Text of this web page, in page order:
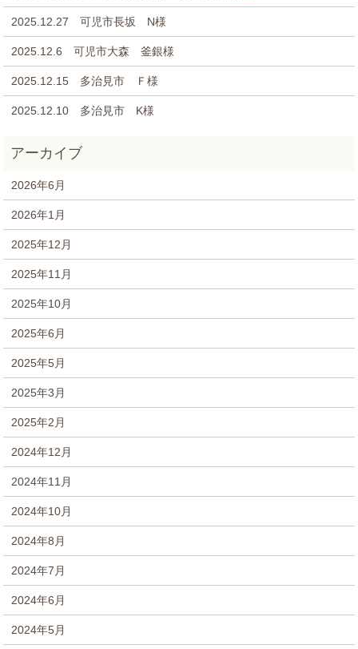
2025.12.27 可児市長坂 N様
2025.12.6 可児市大森 釜銀様
2025.12.15 多治見市 Ｆ様
2025.12.10 多治見市 K様
2026年6月
2026年1月
2025年12月
2025年11月
2025年10月
2025年6月
2025年5月
2025年3月
2025年2月
2024年12月
2024年11月
2024年10月
2024年8月
2024年7月
2024年6月
2024年5月